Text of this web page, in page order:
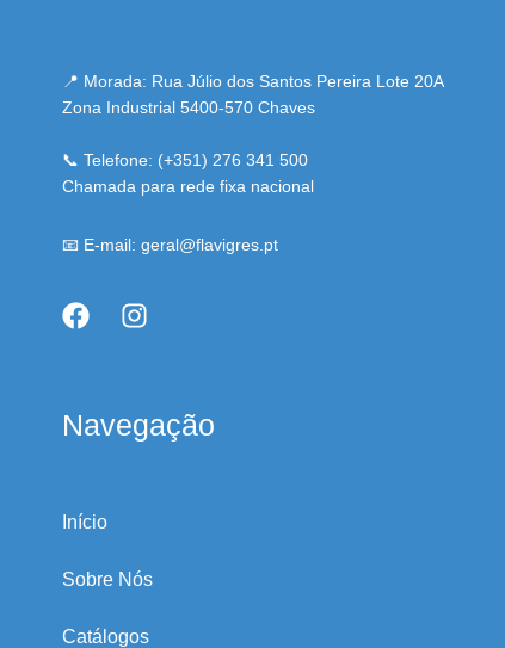
📍 Morada: Rua Júlio dos Santos Pereira Lote 20A
Zona Industrial 5400-570 Chaves
📞 Telefone: (+351) 276 341 500
Chamada para rede fixa nacional
📧 E-mail: geral@flavigres.pt
Navegação
Início
Sobre Nós
Catálogos